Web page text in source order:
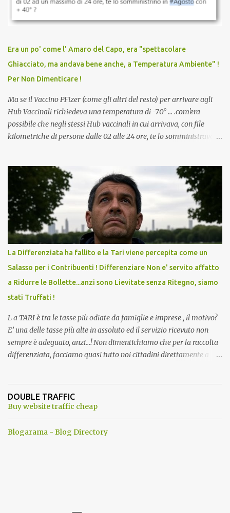
vaccinato, nessuno aveva prima cercato di farti sentire una
persona cattiva. Non avevamo mai visto un vaccino che minacci le
vaccino usato per minacciare i mezzi di sussistenza, il lavoro o la
scuola. Non avevamo mai visto un vaccino che permettesse a un
dodicenne di ignorare il consenso dei genitori. Dopo tutti i vaccini
che abbiamo elencato sopra...
Era un po' come l' Amaro del Capo, era "spettacolare
Ghiacciato, ma andava bene anche, a Temperatura Ambiente" !
Per Non Dimenticare !
Ma se il Vaccino PFizer (come gli altri del resto) per arrivare agli
Hub Vaccinali richiedeva una temperatura di -70° ... .com'era
possibile che negli stessi Hub vaccinali in cui arrivava, con file
kilometriche di persone dalle 02 alle 24 ore, te lo somministravano
Vaccino come: l' Amaro del Capo, era "spettacolare Ghiacciato, ma
andava bene anche, a Temperatura Ambiente"! Riproponiamo
l'articolo per NON Dimenticare!
La Differenziata ha fallito e la Tari viene percepita come un
Salasso per i Contribuenti ! Differenziare Non e' servito affatto
a Ridurre le Bollette...anzi sono Lievitate senza Ritegno, siamo
stati Truffati !
L a TARI è tra le tasse più odiate da famiglie e imprese , il motivo?
E’ una delle tasse più alte in assoluto ed il servizio ricevuto non
sempre è adeguato, anzi…! Non dimentichiamo che per la raccolta
differenziata, facciamo quasi tutto noi cittadini direttamente a
come terrazzi o giardini). Inoltre dobbiamo perdere tempo a
dividere tutti i materiali. ...e lo facevamo inizialmente anche con
avremmo pagato tutti di meno . Ma quando mai? Ogni anno
DOUBLE TRAFFIC
Buy website traffic cheap
Blogarama - Blog Directory